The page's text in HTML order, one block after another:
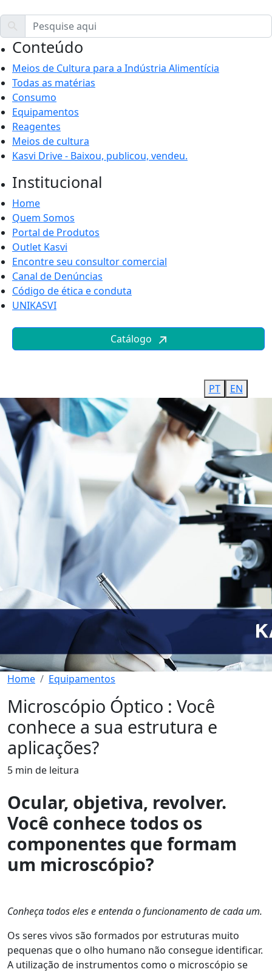
Conteúdo
Meios de Cultura para a Indústria Alimentícia
Todas as matérias
Consumo
Equipamentos
Reagentes
Meios de cultura
Kasvi Drive - Baixou, publicou, vendeu.
Institucional
Home
Quem Somos
Portal de Produtos
Outlet Kasvi
Encontre seu consultor comercial
Canal de Denúncias
Código de ética e conduta
UNIKASVI
Catálogo
PT EN
Home Equipamentos
Microscópio Óptico : Você
conhece a sua estrutura e
aplicações?
5 min de leitura
Ocular, objetiva, revolver.
Você conhece todos os
componentes que formam
um microscópio?
Conheça todos eles e entenda o funcionamento de cada um.
Os seres vivos são formados por estruturas muito
pequenas que o olho humano não consegue identificar.
A utilização de instrumentos como o microscópio se